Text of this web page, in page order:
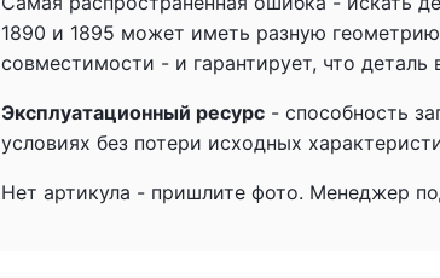
1890 и 1895 может иметь разную
совместимости - и гарантирует, что деталь
Эксплуатационный ресурс - способность
условиях без потери исходных
Нет артикула - пришлите фото. Менеджер